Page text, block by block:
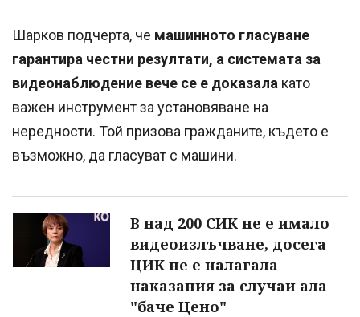
Шарков подчерта, че машинното гласуване
гарантира честни резултати, а системата за
видеонаблюдение вече се е доказала като
важен инструмент за установяване на
нередности. Той призова гражданите, където е
възможно, да гласуват с машини.
В над 200 СИК не е имало
видеоизлъчване, досега
ЦИК не е налагала
наказания за случаи ала
"баче Цено"